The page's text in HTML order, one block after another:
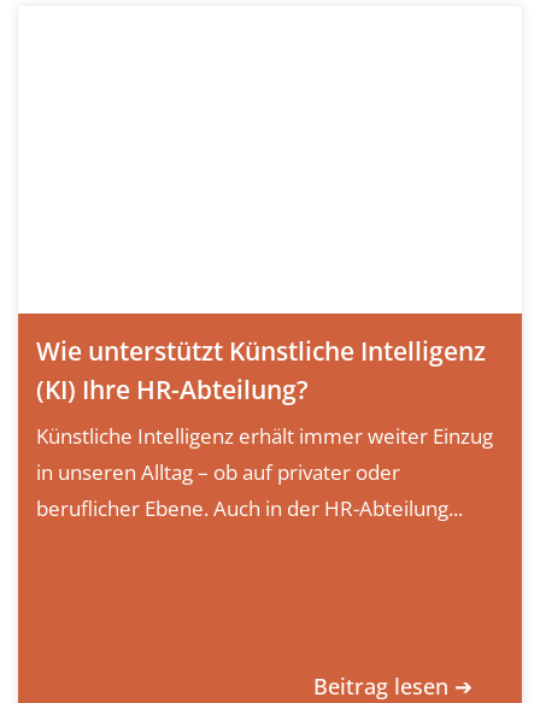
Wie unterstützt Künstliche Intelligenz
(KI) Ihre HR-Abteilung?
Künstliche Intelligenz erhält immer weiter Einzug
in unseren Alltag – ob auf privater oder
beruflicher Ebene. Auch in der HR-Abteilung...
Beitrag lesen ➔